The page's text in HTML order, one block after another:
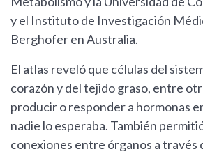
y el Instituto de Investigación
Berghofer en Australia.
El atlas reveló que células del
corazón y del tejido graso, entre
producir o responder a hormonas
nadie lo esperaba. También
conexiones entre órganos a través